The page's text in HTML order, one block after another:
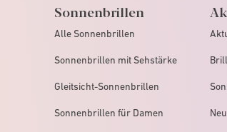
Sonnenbrillen
Alle Sonnenbrillen
Sonnenbrillen mit Sehstärke
Gleitsicht-Sonnenbrillen
Sonnenbrillen für Damen